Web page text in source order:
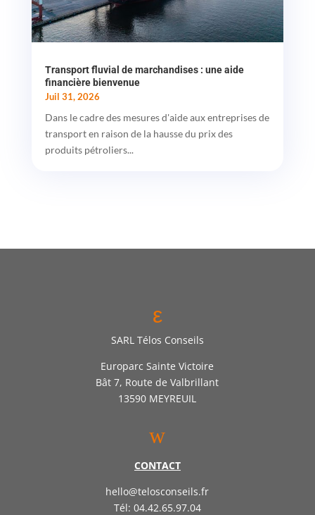
Transport fluvial de marchandises : une aide
financière bienvenue
Juil 31, 2026
Dans le cadre des mesures d'aide aux entreprises de
transport en raison de la hausse du prix des
produits pétroliers...
ε
SARL Télos Conseils
Europarc Sainte Victoire
Bât 7, Route de Valbrillant
13590 MEYREUIL
w
CONTACT
hello@telosconseils.fr
Tél: 04.42.65.97.04